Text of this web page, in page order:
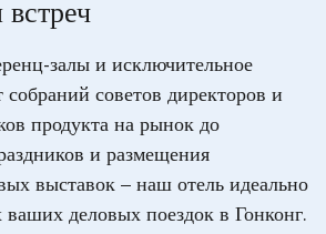
встреч
залы и исключительное
советов директоров и
продукта на рынок до
и размещения
выставок – наш отель идеально
ваших деловых поездок в Гонконг.